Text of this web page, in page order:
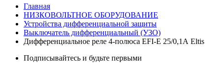
Главная
НИЗКОВОЛЬТНОЕ ОБОРУДОВАНИЕ
Устройства дифференциальной защиты
Выключатель дифференциальный (УЗО)
Дифференциальное реле 4-полюса EFI-E 25/0,1А Eltis
Подписывайтесь и будьте первыми